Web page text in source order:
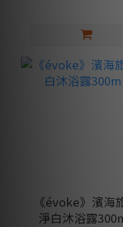
《évoke》濱海
淨白沐浴露